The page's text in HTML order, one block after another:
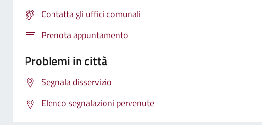
Contatta gli uffici comunali
Prenota appuntamento
Problemi in città
Segnala disservizio
Elenco segnalazioni pervenute